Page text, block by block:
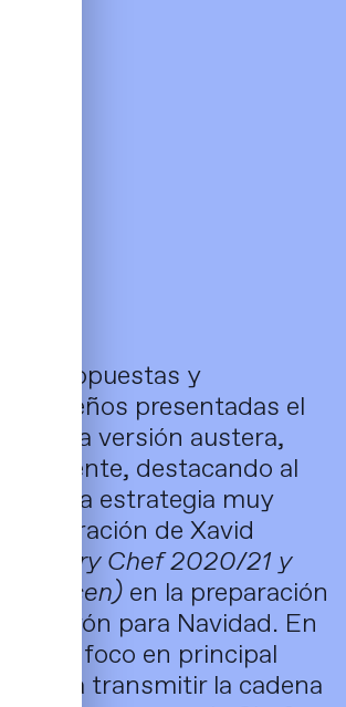
propuestas y
de diseños presentadas el
por una versión austera,
destacando al
de una estrategia muy
colaboración deXavid
Pastry Chef 2020/21 y
starsen) en la preparación
turrón para Navidad. En
foco en principal
quería transmitir la cadena